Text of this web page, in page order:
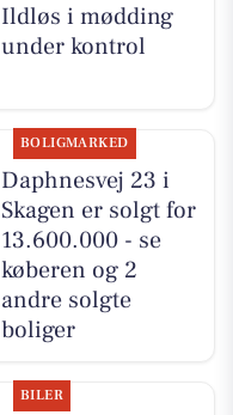
Ildløs i mødding
under kontrol
BOLIGMARKED
Daphnesvej 23 i
Skagen er solgt for
13.600.000 - se
køberen og 2
andre solgte
boliger
BILER